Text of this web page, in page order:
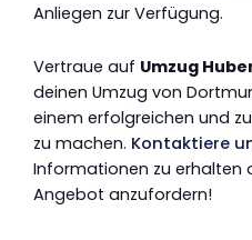
Anliegen zur Verfügung.
Vertraue auf Umzug
deinen Umzug von
einem erfolgreichen und
zu machen. Kontaktiere
Informationen zu erhalten
Angebot anzufordern!